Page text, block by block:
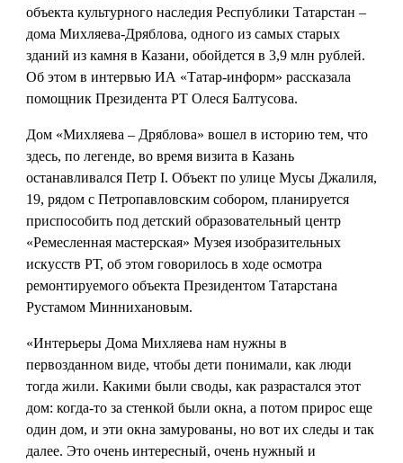
объекта культурного наследия Республики Татарстан –
дома Михляева-Дряблова, одного из самых старых
зданий из камня в Казани, обойдется в 3,9 млн рублей.
Об этом в интервью ИА «Татар-информ» рассказала
помощник Президента РТ Олеся Балтусова.
Дом «Михляева – Дряблова» вошел в историю тем, что
здесь, по легенде, во время визита в Казань
останавливался Петр I. Объект по улице Мусы Джалиля,
19, рядом с Петропавловским собором, планируется
приспособить под детский образовательный центр
«Ремесленная мастерская» Музея изобразительных
искусств РТ, об этом говорилось в ходе осмотра
ремонтируемого объекта Президентом Татарстана
Рустамом Миннихановым.
«Интерьеры Дома Михляева нам нужны в
первозданном виде, чтобы дети понимали, как люди
тогда жили. Какими были своды, как разрастался этот
дом: когда-то за стенкой были окна, а потом прирос еще
один дом, и эти окна замурованы, но вот их следы и так
далее. Это очень интересный, очень нужный и